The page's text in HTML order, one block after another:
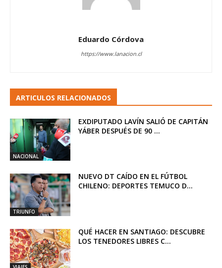
Eduardo Córdova
https://www.lanacion.cl
ARTICULOS RELACIONADOS
NACIONAL
EXDIPUTADO LAVÍN SALIÓ DE CAPITÁN
YÁBER DESPUÉS DE 90 ...
TRIUNFO
NUEVO DT CAÍDO EN EL FÚTBOL
CHILENO: DEPORTES TEMUCO D...
QUÉ HACER EN SANTIAGO: DESCUBRE
LOS TENEDORES LIBRES C...